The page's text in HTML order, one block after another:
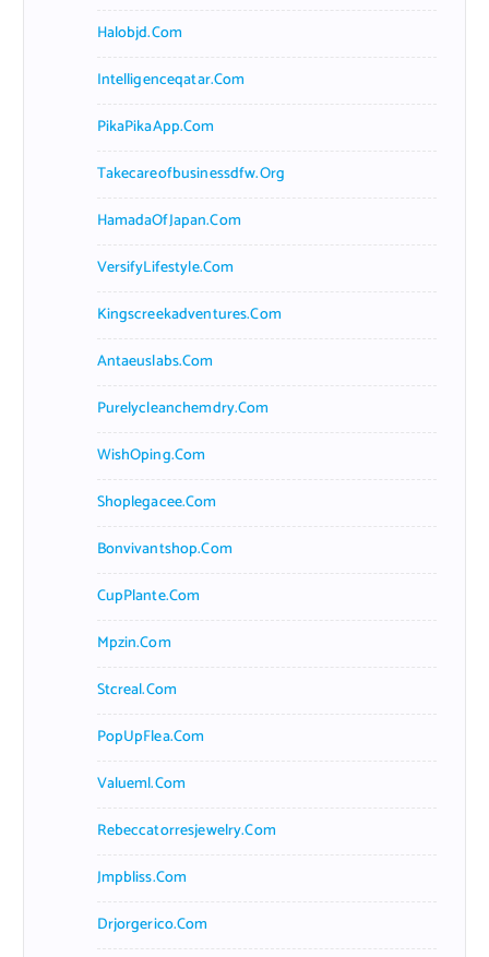
Halobjd.com
Intelligenceqatar.com
PikaPikaApp.com
Takecareofbusinessdfw.org
HamadaOfJapan.com
VersifyLifestyle.com
Kingscreekadventures.com
Antaeuslabs.com
Purelycleanchemdry.com
WishOping.com
Shoplegacee.com
Bonvivantshop.com
CupPlante.com
Mpzin.com
Stcreal.com
PopUpFlea.com
Valueml.com
Rebeccatorresjewelry.com
Jmpbliss.com
Drjorgerico.com